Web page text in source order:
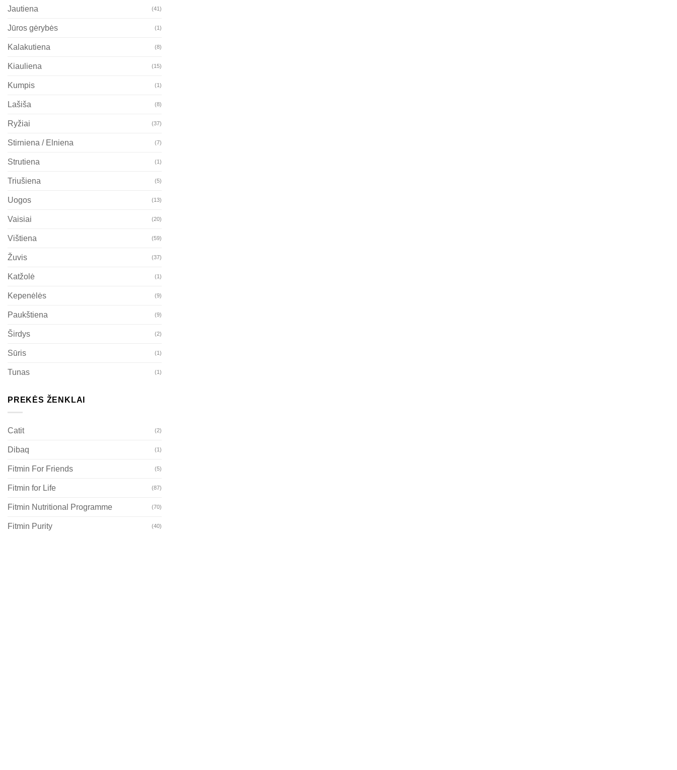
Jautiena (41)
Jūros gėrybės (1)
Kalakutiena (8)
Kiauliena (15)
Kumpis (1)
Lašiša (8)
Ryžiai (37)
Stirniena / Elniena (7)
Strutiena (1)
Triušiena (5)
Uogos (13)
Vaisiai (20)
Vištiena (59)
Žuvis (37)
Katžolė (1)
Kepenėlės (9)
Paukštiena (9)
Širdys (2)
Sūris (1)
Tunas (1)
PREKĖS ŽENKLAI
Catit (2)
Dibaq (1)
Fitmin For Friends (5)
Fitmin for Life (87)
Fitmin Nutritional Programme (70)
Fitmin Purity (40)